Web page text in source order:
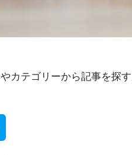
カテゴリーから記事を探